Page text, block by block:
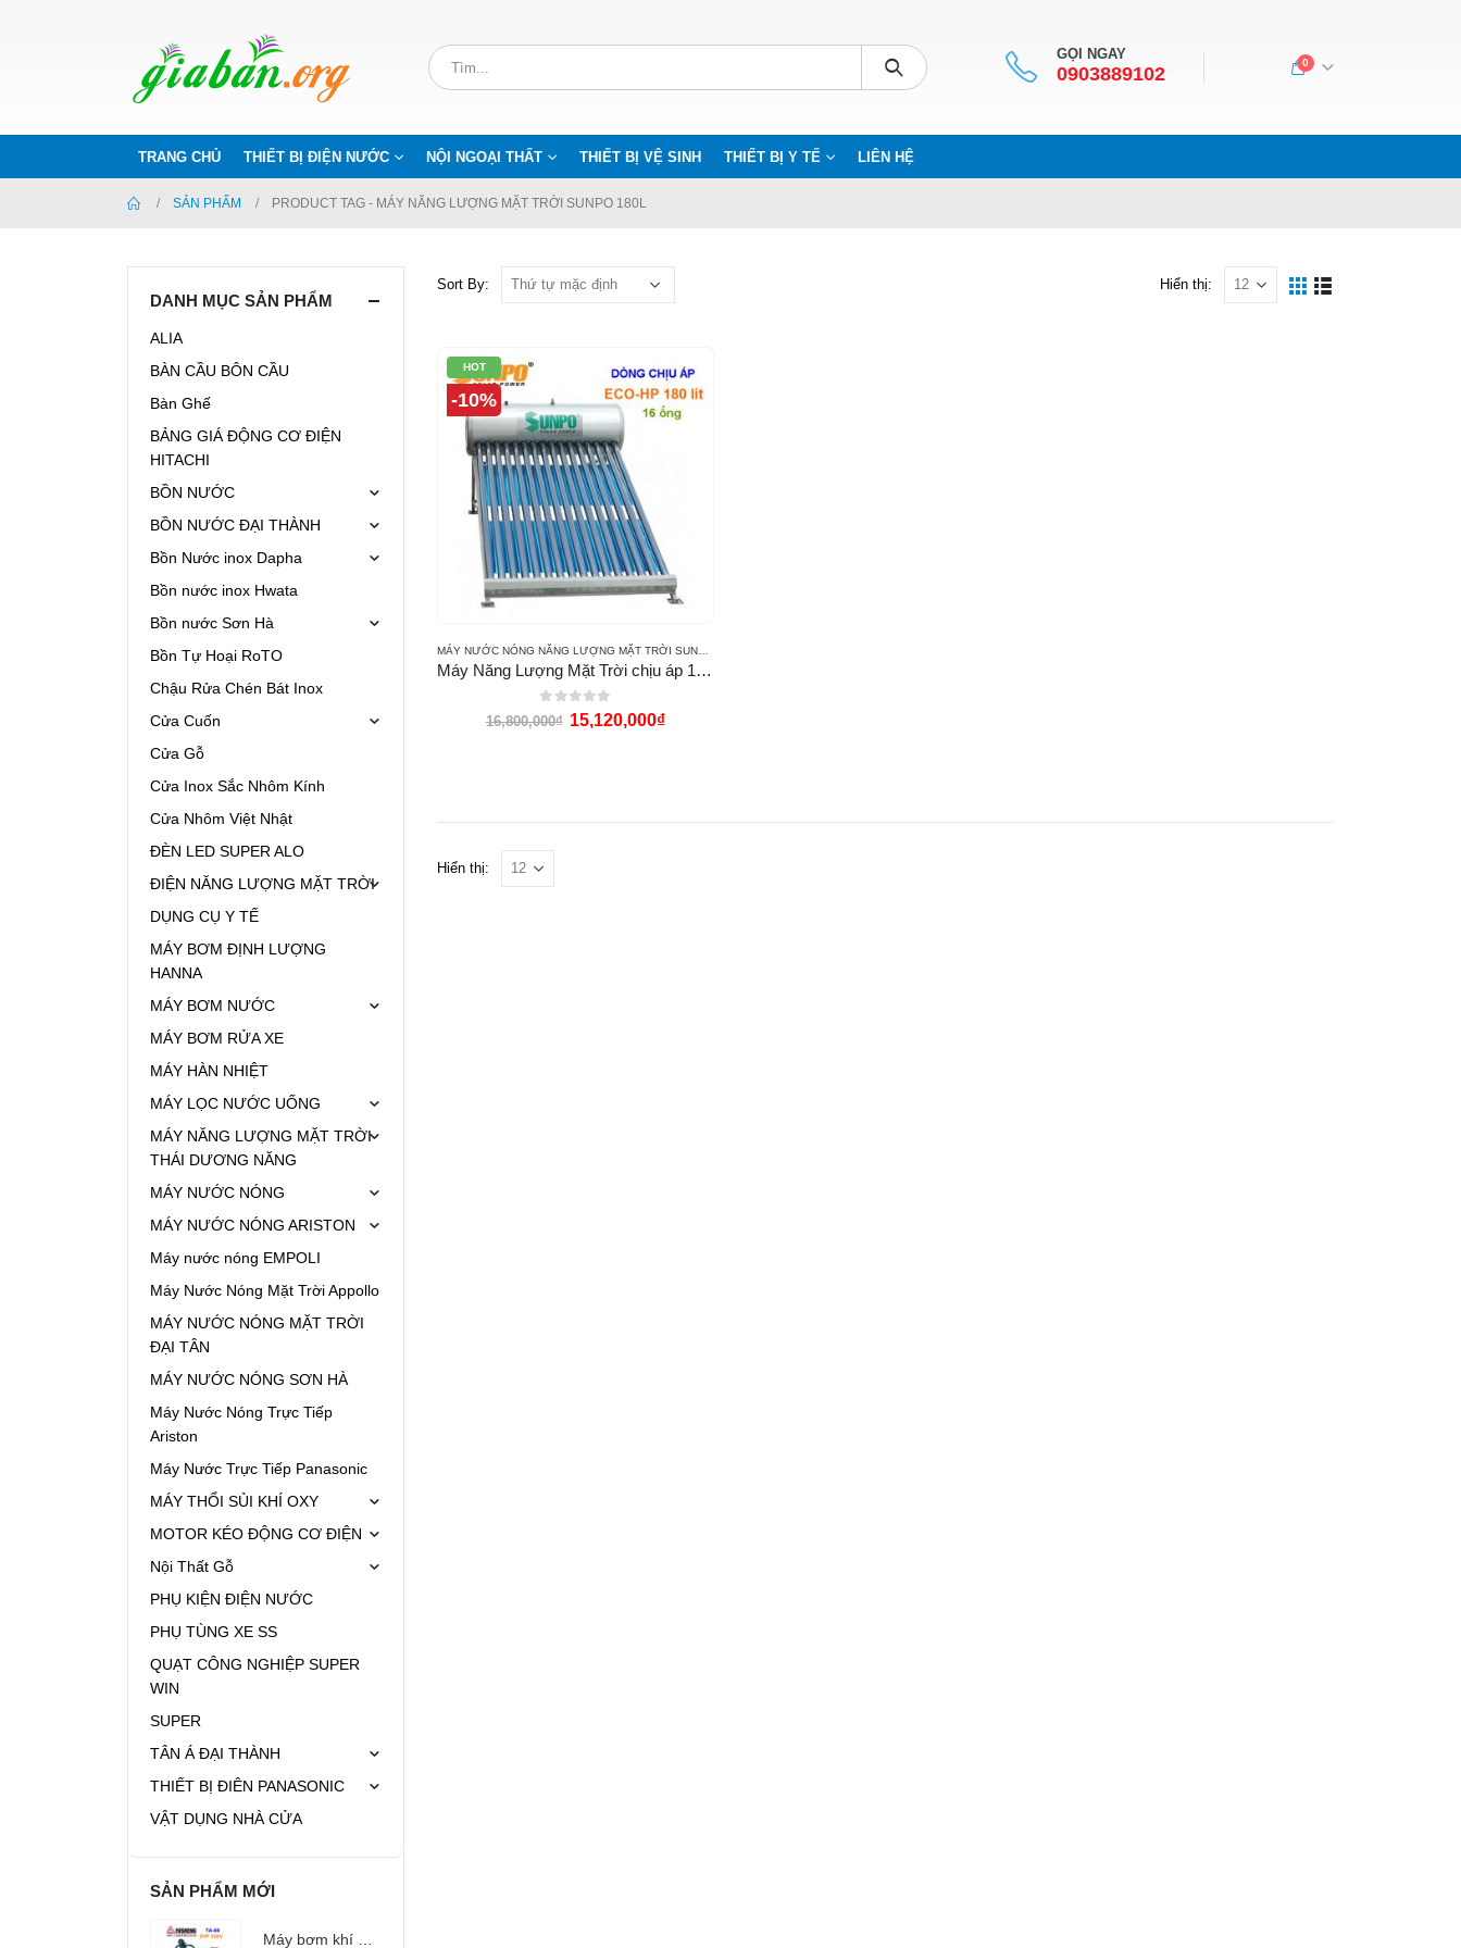
GỌI NGAY
0903889102
0
TRANG CHỦ THIẾT BỊ ĐIỆN NƯỚC NỘI NGOẠI THẤT THIẾT BỊ VỆ SINH THIẾT BỊ Y TẾ LIÊN HỆ
SẢN PHẨM PRODUCT TAG - MÁY NĂNG LƯỢNG MẶT TRỜI SUNPO 180L
Sort By: Hiển thị:
HOT
-10%
Máy Năng Lượng Mặt Trời chịu áp 180l SUNPO
0 out of 5
16,800,000₫ 15,120,000₫
Hiển thị:
DANH MỤC SẢN PHẨM
ALIA
BÀN CẦU BÔN CẦU
Bàn Ghế
BẢNG GIÁ ĐỘNG CƠ ĐIỆN
HITACHI
BỒN NƯỚC
BỒN NƯỚC ĐẠI THÀNH
Bồn Nước inox Dapha
Bồn nước inox Hwata
Bồn nước Sơn Hà
Bồn Tự Hoại RoTO
Chậu Rửa Chén Bát Inox
Cửa Cuốn
Cửa Gỗ
Cửa Inox Sắc Nhôm Kính
Cửa Nhôm Việt Nhật
ĐÈN LED SUPER ALO
ĐIỆN NĂNG LƯỢNG MẶT TRỜI
DỤNG CỤ Y TẾ
MÁY BƠM ĐỊNH LƯỢNG
HANNA
MÁY BƠM NƯỚC
MÁY BƠM RỬA XE
MÁY HÀN NHIỆT
MÁY LỌC NƯỚC UỐNG
MÁY NĂNG LƯỢNG MẶT TRỜI
THÁI DƯƠNG NĂNG
MÁY NƯỚC NÓNG
MÁY NƯỚC NÓNG ARISTON
Máy nước nóng EMPOLI
Máy Nước Nóng Mặt Trời Appollo
MÁY NƯỚC NÓNG MẶT TRỜI
ĐẠI TÂN
MÁY NƯỚC NÓNG SƠN HÀ
Máy Nước Nóng Trực Tiếp
Ariston
Máy Nước Trực Tiếp Panasonic
MÁY THỔI SỦI KHÍ OXY
MOTOR KÉO ĐỘNG CƠ ĐIỆN
Nội Thất Gỗ
PHỤ KIỆN ĐIỆN NƯỚC
PHỤ TÙNG XE SS
QUẠT CÔNG NGHIỆP SUPER
WIN
SUPER
TÂN Á ĐẠI THÀNH
THIẾT BỊ ĐIÊN PANASONIC
VẬT DỤNG NHÀ CỬA
SẢN PHẨM MỚI